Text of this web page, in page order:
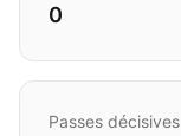
0
Passes décisives